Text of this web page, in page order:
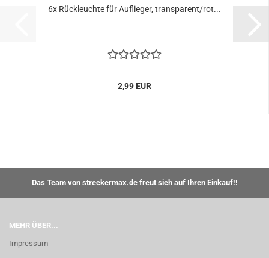
6x Rückleuchte für Auflieger, transparent/rot...
2,99 EUR
Das Team von streckermax.de freut sich auf Ihren Einkauf!!
MEHR ÜBER...
Impressum